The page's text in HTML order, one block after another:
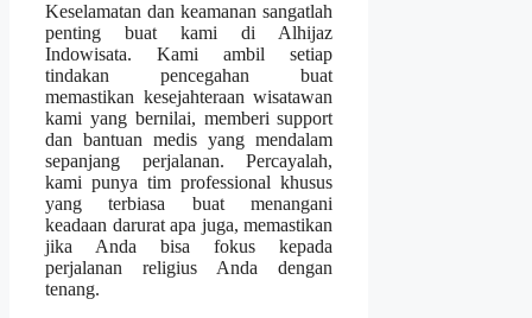
Keselamatan dan keamanan sangatlah
penting buat kami di Alhijaz
Indowisata. Kami ambil setiap
tindakan pencegahan buat
memastikan kesejahteraan wisatawan
kami yang bernilai, memberi support
dan bantuan medis yang mendalam
sepanjang perjalanan. Percayalah,
kami punya tim professional khusus
yang terbiasa buat menangani
keadaan darurat apa juga, memastikan
jika Anda bisa fokus kepada
perjalanan religius Anda dengan
tenang.